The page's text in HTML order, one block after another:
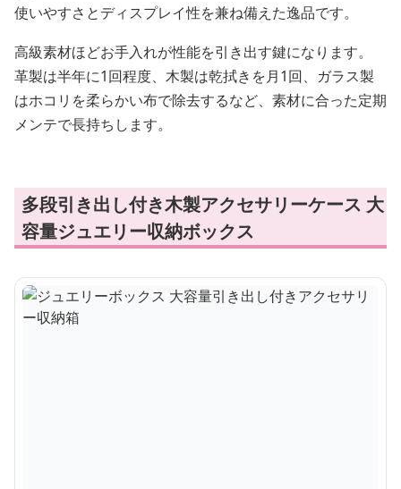
使いやすさとディスプレイ性を兼ね備えた逸品です。
高級素材ほどお手入れが性能を引き出す鍵になります。
革製は半年に1回程度、木製は乾拭きを月1回、ガラス製
はホコリを柔らかい布で除去するなど、素材に合った定期
メンテで長持ちします。
多段引き出し付き木製アクセサリーケース 大
容量ジュエリー収納ボックス